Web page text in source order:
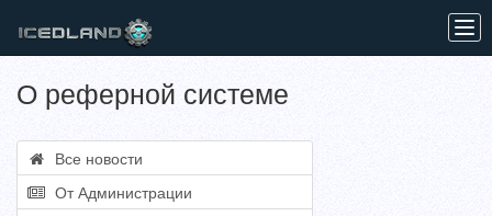
О реферной системе
Все новости
От Администрации